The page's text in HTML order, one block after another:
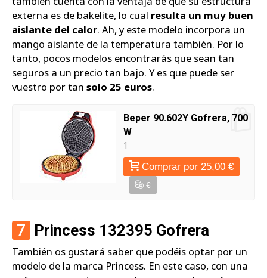
externa es de bakelite, lo cual resulta un muy buen
aislante del calor. Ah, y este modelo incorpora un
mango aislante de la temperatura también. Por lo
tanto, pocos modelos encontrarás que sean tan
seguros a un precio tan bajo. Y es que puede ser
vuestro por tan solo 25 euros.
Beper 90.602Y Gofrera, 700
W
1
Comprar por 25,00 €
€
7 Princess 132395 Gofrera
También os gustará saber que podéis optar por un
modelo de la marca Princess. En este caso, con una